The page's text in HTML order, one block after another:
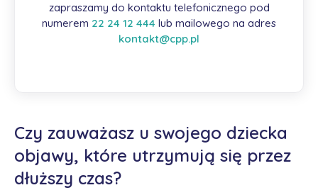
zapraszamy do kontaktu telefonicznego pod
numerem 22 24 12 444 lub mailowego na adres
kontakt@cpp.pl
Czy zauważasz u swojego dziecka
objawy, które utrzymują się przez
dłuższy czas?